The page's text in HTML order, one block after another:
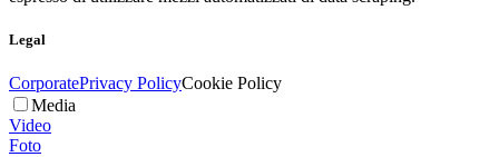
Legal
CorporatePrivacy PolicyCookie Policy
Media
Video
Foto